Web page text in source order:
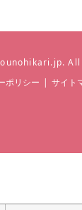
All
ポリシー | サイト